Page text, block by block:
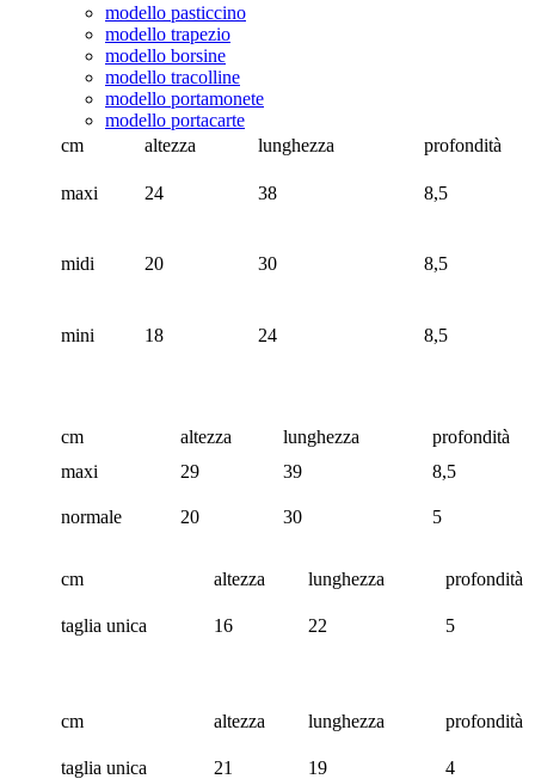
modello pasticcino
modello trapezio
modello borsine
modello tracolline
modello portamonete
modello portacarte
cm
altezza lunghezza profondità
maxi 24 38 8,5
midi 20 30 8,5
mini 18 24 8,5
cm altezza lunghezza
profondità
maxi
29 39 8,5
normale 20 30 5
cm altezza lunghezza profondità
taglia unica 16 22 5
cm altezza lunghezza profondità
taglia unica 21 19 4